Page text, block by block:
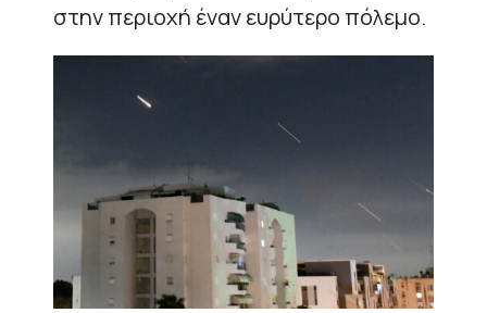
στην περιοχή έναν ευρύτερο πόλεμο.